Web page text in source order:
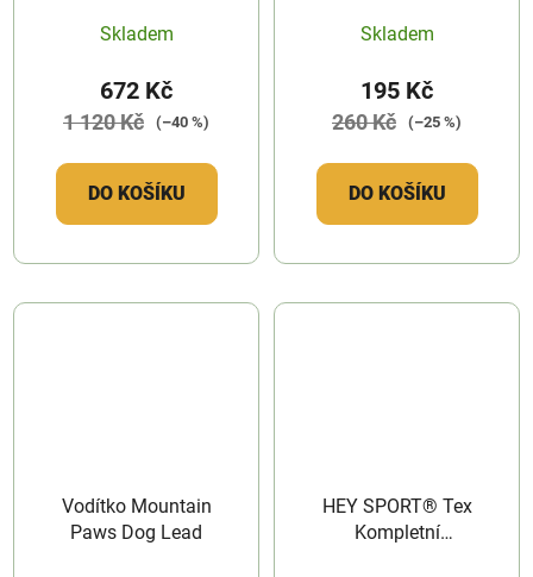
Skladem
672 Kč
1 120 Kč (–40 %)
DO KOŠÍKU
Skladem
195 Kč
260 Kč (–25 %)
DO KOŠÍKU
Vodítko Mountain
Paws Dog Lead
HEY SPORT® Tex
Kompletní